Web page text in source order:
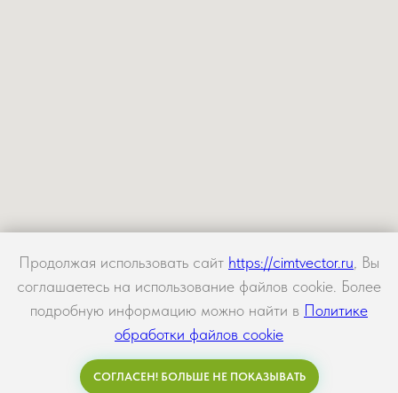
Задать вопрос
Продолжая использовать сайт https://cimtvector.ru, Вы
соглашаетесь на использование файлов cookie. Более
подробную информацию можно найти в Политике
обработки файлов cookie
СОГЛАСЕН! БОЛЬШЕ НЕ ПОКАЗЫВАТЬ